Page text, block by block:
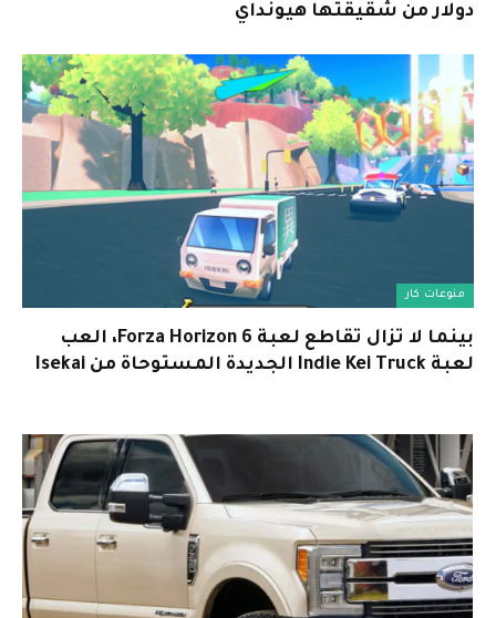
دولار من شقيقتها هيونداي
منوعات كار
بينما لا تزال تقاطع لعبة Forza Horizon 6، العب
لعبة Indie Kei Truck الجديدة المستوحاة من Isekai